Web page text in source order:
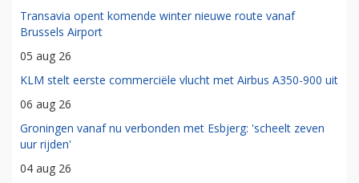
Transavia opent komende winter nieuwe route vanaf
Brussels Airport
05 aug 26
KLM stelt eerste commerciële vlucht met Airbus A350-900 uit
06 aug 26
Groningen vanaf nu verbonden met Esbjerg: 'scheelt zeven
uur rijden'
04 aug 26